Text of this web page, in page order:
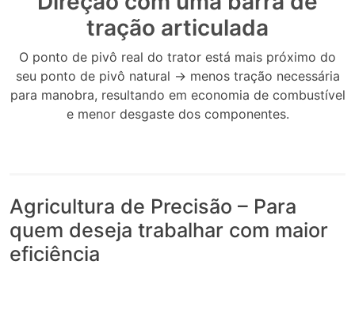
tração articulada
O ponto de pivô real do trator está mais próximo do
seu ponto de pivô natural -> menos tração necessária
para manobra, resultando em economia de combustível
e menor desgaste dos componentes.
Agricultura de Precisão – Para
quem deseja trabalhar com maior
eficiência